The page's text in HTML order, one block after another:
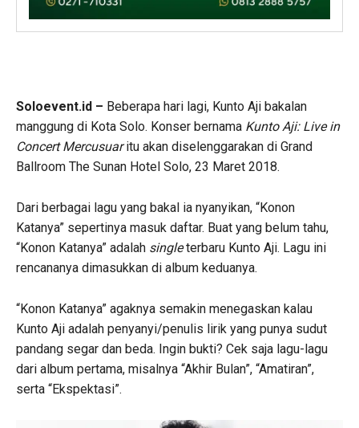
Soloevent.id – Beberapa hari lagi, Kunto Aji bakalan
manggung di Kota Solo. Konser bernama Kunto Aji: Live in
Concert Mercusuaritu akan diselenggarakan di Grand
Ballroom The Sunan Hotel Solo, 23 Maret 2018.
Dari berbagai lagu yang bakal ia nyanyikan, “Konon
Katanya” sepertinya masuk daftar. Buat yang belum tahu,
“Konon Katanya” adalah singleterbaru Kunto Aji. Lagu ini
rencananya dimasukkan di album keduanya.
“Konon Katanya” agaknya semakin menegaskan kalau
Kunto Aji adalah penyanyi/penulis lirik yang punya sudut
pandang segar dan beda. Ingin bukti? Cek saja lagu-lagu
dari album pertama, misalnya “Akhir Bulan”, “Amatiran”,
serta “Ekspektasi”.